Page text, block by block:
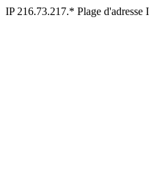
IP 216.73.217.* Plage d'adresse